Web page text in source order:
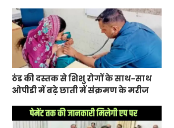
ठंड की दस्तक से शिशु रोगों के साथ-साथ
ओपीडी में बढ़े छाती में संक्रमण के मरीज